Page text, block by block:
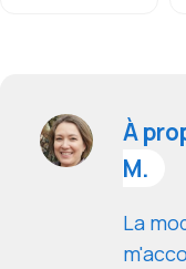
À
M.
La